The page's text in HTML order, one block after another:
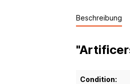
Beschreibung
Condition: